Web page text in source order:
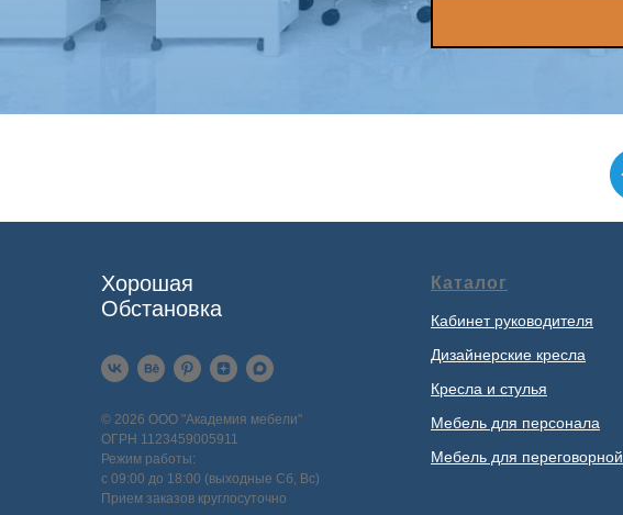
Хорошая
Обстановка
© 2026 ООО "Академия мебели"
ОГРН 1123459005911
Режим работы:
с 09:00 до 18:00 (выходные Сб, Вс)
Прием заказов круглосуточно
Каталог
Кабинет руководителя
Дизайнерские кресла
Кресла и стулья
Мебель для персонала
Мебель для переговорной